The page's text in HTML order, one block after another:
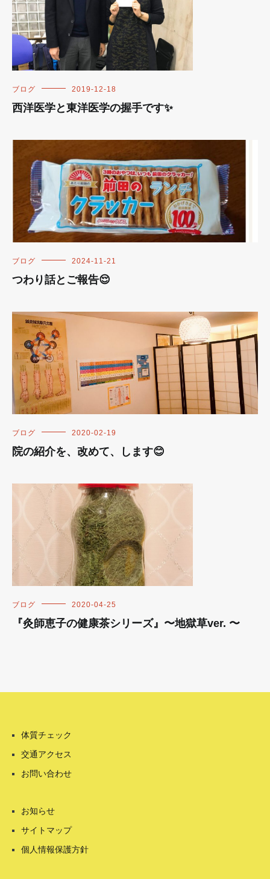
ブログ 2019-12-18
西洋医学と東洋医学の握手です✨
ブログ 2024-11-21
つわり話とご報告😌
ブログ 2020-02-19
院の紹介を、改めて、します😊
ブログ 2020-04-25
『灸師恵子の健康茶シリーズ』〜地獄草ver. 〜
体質チェック
交通アクセス
お問い合わせ
お知らせ
サイトマップ
個人情報保護方針